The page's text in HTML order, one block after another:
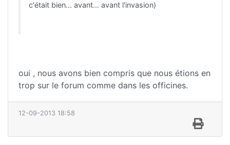
c'était bien... avant... avant l'invasion)
oui , nous avons bien compris que nous étions en
trop sur le forum comme dans les officines.
12-09-2013 18:58